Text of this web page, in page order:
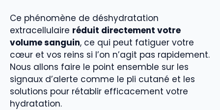
Ce phénomène de déshydratation
extracellulaire réduit directement votre
volume sanguin, ce qui peut fatiguer votre
cœur et vos reins si l’on n’agit pas rapidement.
Nous allons faire le point ensemble sur les
signaux d’alerte comme le pli cutané et les
solutions pour rétablir efficacement votre
hydratation.